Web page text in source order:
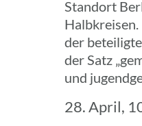
28. April,